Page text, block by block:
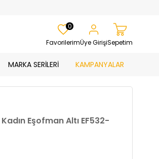
Favorilerim
0
Üye GirişiSepetim
MARKA SERİLERİ KAMPANYALAR
Eşofman Altı EF532-